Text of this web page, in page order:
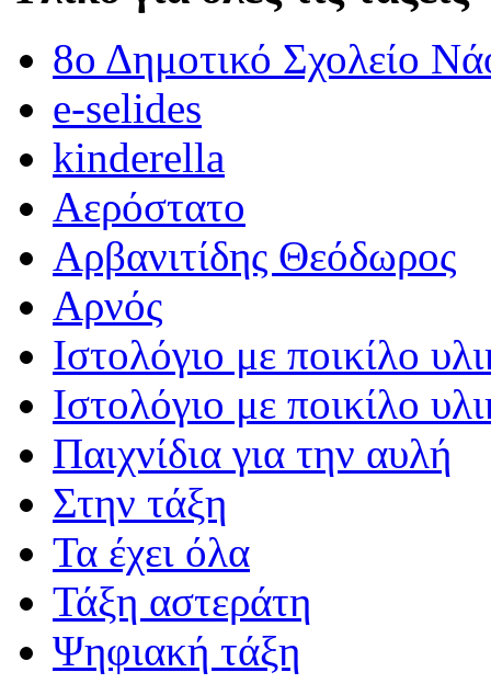
8ο Δημοτικό Σχολείο
e-selides
kinderella
Αερόστατο
Αρβανιτίδης Θεόδωρος
Αρνός
Ιστολόγιο με ποικίλο
Ιστολόγιο με ποικίλο
Παιχνίδια για την αυλή
Στην τάξη
Τα έχει όλα
Τάξη αστεράτη
Ψηφιακή τάξη